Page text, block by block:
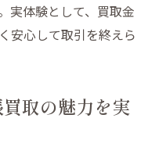
実体験として、買取金
安心して取引を終えら
取の魅力を実